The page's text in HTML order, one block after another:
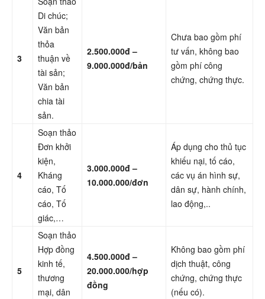
3
Di chúc;
Văn bản
thỏa
thuận về
tài sản;
Văn bản
chia tài
sản.
2.500.000đ –
9.000.000đ/bản
Chưa bao gồm phí
tư vấn, không bao
gồm phí công
chứng, chứng thực.
4
Soạn thảo
Đơn khởi
kiện,
Kháng
cáo, Tố
cáo, Tố
giác,…
3.000.000đ –
10.000.000/đơn
Áp dụng cho thủ tục
khiếu nại, tố cáo,
các vụ án hình sự,
dân sự, hành chính,
lao động,..
5
Soạn thảo
Hợp đồng
kinh tế,
thương
mại, dân
4.500.000đ –
20.000.000/hợp
đồng
Không bao gồm phí
dịch thuật, công
chứng, chứng thực
(nếu có).